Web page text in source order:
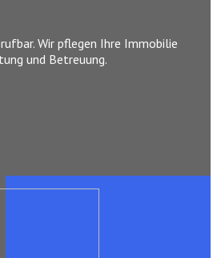
Wir pflegen Ihre Immobilie
und Betreuung.